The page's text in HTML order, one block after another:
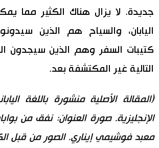
جديدة. لا يزال هناك الكثير مما
اليابان، والسياح هم الذين
كتيبات السفر وهم الذين سيجدون
التالية غير المكتشفة بعد.
(المقالة الأصلية منشورة باللغة
الإنجليزية. صورة العنوان: نفق من
معبد فوشيمي إيناري. الصور من قبل